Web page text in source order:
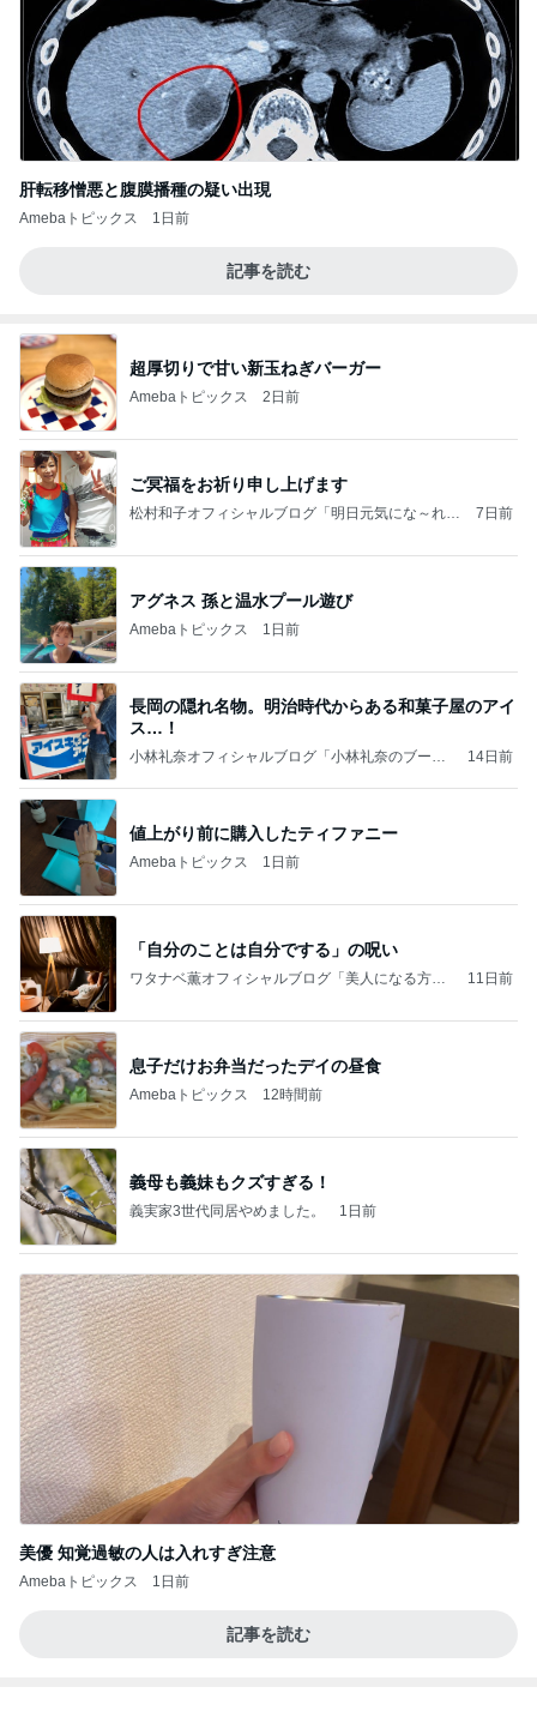
肝転移憎悪と腹膜播種の疑い出現
Amebaトピックス 1日前
記事を読む
超厚切りで甘い新玉ねぎバーガー
Amebaトピックス 2日前
ご冥福をお祈り申し上げます
松村和子オフィシャルブログ「明日元気にな～れ」
7日前
アグネス 孫と温水プール遊び
Amebaトピックス 1日前
長岡の隠れ名物。明治時代からある和菓子屋のアイ
ス…！
小林礼奈オフィシャルブログ「小林礼奈のブーブ
14日前
値上がり前に購入したティファニー
Amebaトピックス 1日前
「自分のことは自分でする」の呪い
ワタナベ薫オフィシャルブログ「美人になる方
11日前
息子だけお弁当だったデイの昼食
Amebaトピックス 12時間前
義母も義妹もクズすぎる！
義実家3世代同居やめました。 1日前
美優 知覚過敏の人は入れすぎ注意
Amebaトピックス 1日前
記事を読む